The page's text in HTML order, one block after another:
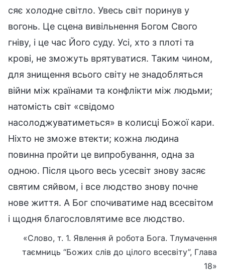
сяє холодне світло. Увесь світ поринув у
вогонь. Це сцена вивільнення Богом Свого
гніву, і це час Його суду. Усі, хто з плоті та
крові, не зможуть врятуватися. Таким чином,
для знищення всього світу не знадобляться
війни між країнами та конфлікти між людьми;
натомість світ «свідомо
насолоджуватиметься» в колисці Божої кари.
Ніхто не зможе втекти; кожна людина
повинна пройти це випробування, одна за
одною. Після цього весь усесвіт знову засяє
святим сяйвом, і все людство знову почне
нове життя. А Бог спочиватиме над всесвітом
і щодня благословлятиме все людство.
«Слово, т. 1. Явлення й робота Бога. Тлумачення
таємниць “Божих слів до цілого всесвіту”, Глава
18»